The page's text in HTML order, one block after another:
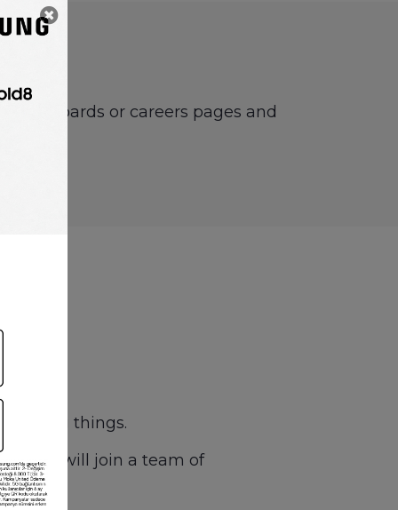
job boards or careers pages and
things.
You will join a team of